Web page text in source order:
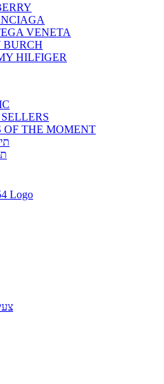
VENETA
BURCH
HILFIGER
OF THE MOMENT